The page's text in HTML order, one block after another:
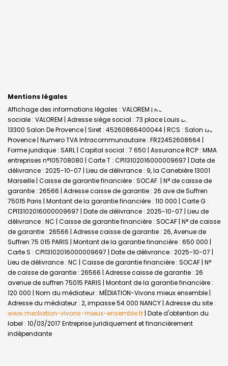
Mentions légales
Affichage des informations légales : VALOREM | Raison
sociale : VALOREM | Adresse siège social : 73 place Louis Blanc -
13300 Salon De Provence | Siret : 45260866400044 | RCS : Salon de
Provence | Numero TVA Intracommunautaire : FR22452608664 |
Forme juridique : SARL | Capital social : 7 650 | Assurance RCP : MMA
entreprises n°105708080 | Carte T : CPI13102016000009697 | Date de
délivrance : 2025-10-07 | Lieu de délivrance : 9, la Canebière 13001
Marseille | Caisse de garantie financière : SOCAF. | N° de caisse de
garantie : 26566 | Adresse caisse de garantie : 26 ave de Suffren
75015 Paris | Montant de la garantie financière : 110 000 | Carte G :
CPI13102016000009697 | Date de délivrance : 2025-10-07 | Lieu de
délivrance : NC | Caisse de garantie financière : SOCAF | N° de caisse
de garantie : 26566 | Adresse caisse de garantie : 26, Avenue de
Suffren 75 015 PARIS | Montant de la garantie financière : 650 000 |
Carte S : CPI13102016000009697 | Date de délivrance : 2025-10-07 |
Lieu de délivrance : NC | Caisse de garantie financière : SOCAF | N°
de caisse de garantie : 26566 | Adresse caisse de garantie : 26
avenue de suffren 75015 PARIS | Montant de la garantie financière :
120 000 | Nom du médiateur : MÉDIATION-Vivons mieux ensemble |
Adresse du médiateur : 2, impasse 54 000 NANCY | Adresse du site :
www.mediation-vivons-mieux-ensemble.fr | Date d'obtention du
label : 10/03/2017 Entreprise juridiquement et financièrement
indépendante